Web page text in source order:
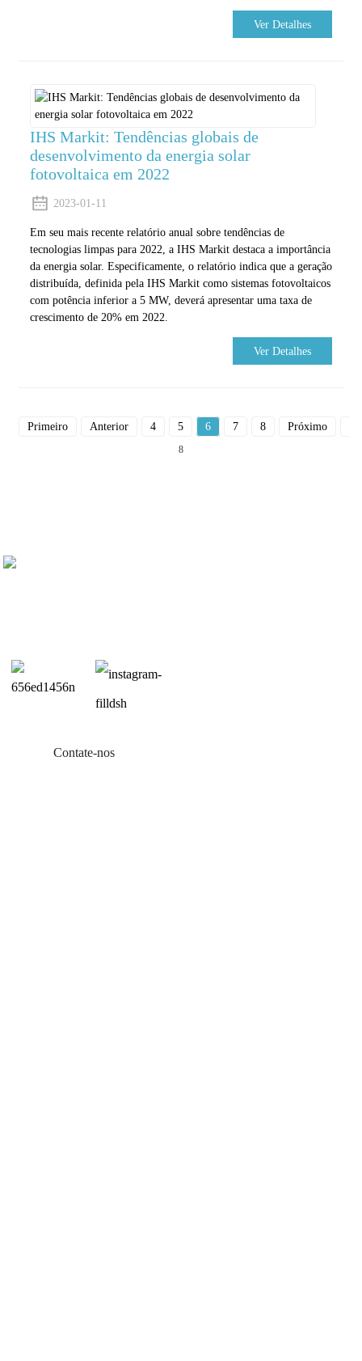
Ver Detalhes
IHS Markit: Tendências globais de
desenvolvimento da energia solar
fotovoltaica em 2022
2023-01-11
Em seu mais recente relatório anual sobre tendências de
tecnologias limpas para 2022, a IHS Markit destaca a importância
da energia solar. Especificamente, o relatório indica que a geração
distribuída, definida pela IHS Markit como sistemas fotovoltaicos
com potência inferior a 5 MW, deverá apresentar uma taxa de
crescimento de 20% em 2022.
Ver Detalhes
Primeiro Anterior 4 5 6 7 8 Próximo
8
Contate-nos